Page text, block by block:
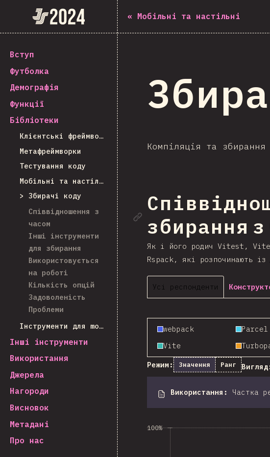
State of JavaScript 2024
Вступ
Футболка
Демографія
Функції
Бібліотеки
Клієнтські фреймворки
Метафреймворки
Тестування коду
Мобільні та настільні
Збирачі коду
Співвідношення з
часом
Інші інструменти
для збирання
Використовується
на роботі
Кількість опцій
Задоволеність
Проблеми
Інструменти для monorepo
Інші інструменти
Використання
Джерела
Нагороди
Висновок
Метадані
Про нас
« Мобільні та настільні
Компіляція та збирання
Посилання
збирання з
Як і його родич Vitest, Vite
Rspack, які розпочинають
Усі респонденти
webpack Parcel
Vite
Режим: Значення Ранг
Використання : Частка
100%